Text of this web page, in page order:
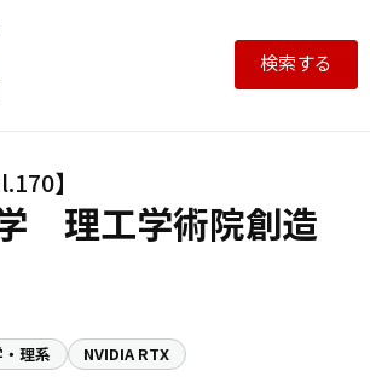
検索する
理工学術院創造
理系 NVIDIA RTX